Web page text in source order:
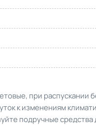
при
к изменениям
подручные